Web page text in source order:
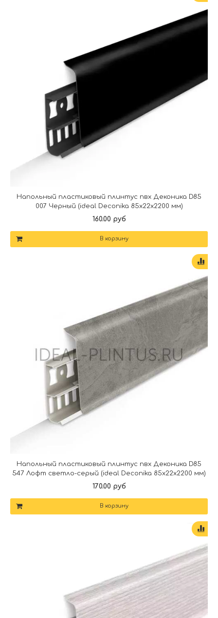
Напольный пластиковый плинтус пвх Деконика D85
007 Черный (ideal Deconika 85х22х2200 мм)
160.00 руб
В корзину
Напольный пластиковый плинтус пвх Деконика D85
547 Лофт светло-серый (ideal Deconika 85х22х2200 мм)
170.00 руб
В корзину